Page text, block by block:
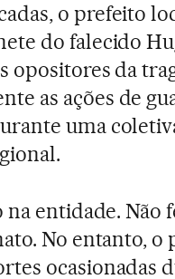
o prefeito
do falecido
opositores da
as ações de
uma
entidade. Não
No entanto, o
ocasionadas